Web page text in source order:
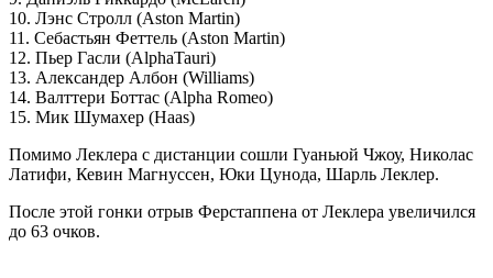
10. Лэнс Стролл (Aston Martin)
11. Себастьян Феттель (Aston Martin)
12. Пьер Гасли (AlphaTauri)
13. Александер Албон (Williams)
14. Валттери Боттас (Alpha Romeo)
15. Мик Шумахер (Haas)
Помимо Леклера с дистанции сошли Гуаньюй Чжоу, Николас
Латифи, Кевин Магнуссен, Юки Цунода, Шарль Леклер.
После этой гонки отрыв Ферстаппена от Леклера увеличился
до 63 очков.